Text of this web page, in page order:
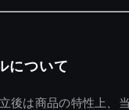
について
後は商品の特性上、